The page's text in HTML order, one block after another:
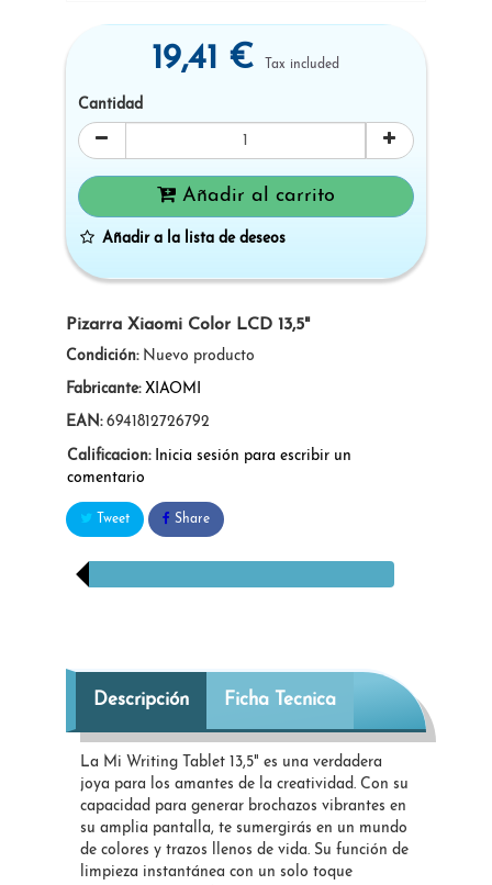
Pizarra Xiaomi Color LCD 13,5"
Condición: Nuevo producto
Fabricante: XIAOMI
EAN: 6941812726792
Calificacion: Inicia sesión para escribir un
comentario
Tweet Share
19,41 € Tax included
Cantidad
Añadir al carrito
Añadir a la lista de deseos
Descripción Ficha Tecnica
La Mi Writing Tablet 13,5" es una verdadera
joya para los amantes de la creatividad. Con su
capacidad para generar brochazos vibrantes en
su amplia pantalla, te sumergirás en un mundo
de colores y trazos llenos de vida. Su función de
limpieza instantánea con un solo toque